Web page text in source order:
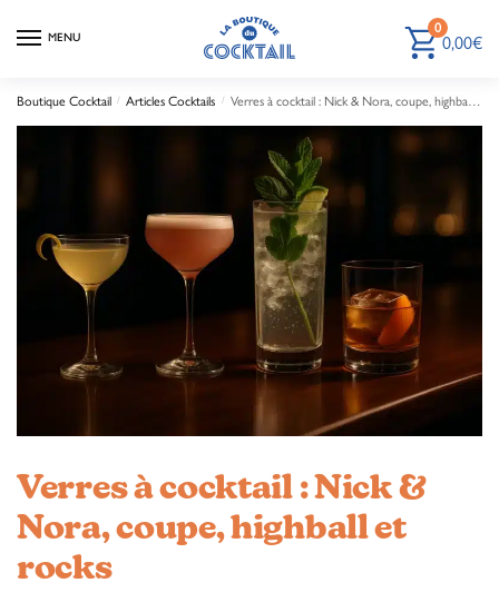
MENU
0
0,00€
Boutique Cocktail / Articles Cocktails / Verres à cocktail : Nick & Nora, coupe, highball et rocks
Verres à cocktail : Nick &
Nora, coupe, highball et
rocks